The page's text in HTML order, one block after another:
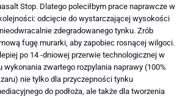
Stop. Dlatego poleciłbym prace naprawcze w
odcięcie do wystarczającej wysokości
zdegradowanego tynku. Zrób
fugę murarki, aby zapobiec rosnącej wilgoci.
po 14 -dniowej przerwie technologicznej w
wykonania zwartego rozpylania naprawy (100%
nie tylko dla przyczepności tynku
do podłoża, ale także dla tworzenia